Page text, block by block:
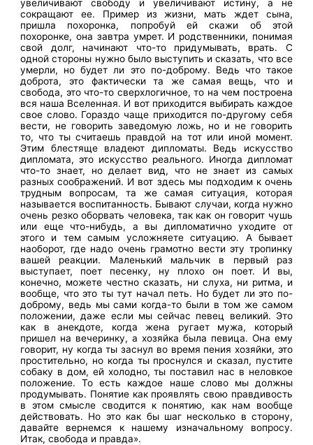
увеличивают свободу и увеличивают истину, а не
сокращают ее. Пример из жизни, мать ждет сына,
пришла похоронка, попробуй ей скажи об этой
похоронке, она завтра умрет. И родственники, понимая
свой долг, начинают что-то придумывать, врать. С
одной стороны нужно было выступить и сказать, что все
умерли, но будет ли это по-доброму. Ведь что такое
доброта, это фактически та же самая вещь, что и
свобода, это что-то сверхлогичное, то на чем построена
вся наша Вселенная. И вот приходится выбирать каждое
свое слово. Гораздо чаще приходится по-другому себя
вести, не говорить заведомую ложь, но и не говорить
то, что ты считаешь правдой на тот или иной момент.
Этим блестяще владеют дипломаты. Ведь искусство
дипломата, это искусство реального. Иногда дипломат
что-то знает, но делает вид, что не знает из самых
разных соображений. И вот здесь мы подходим к очень
трудным вопросам, та же самая ситуация, которая
называется воспитанность. Бывают случаи, когда нужно
очень резко оборвать человека, так как он говорит чушь
или еще что-нибудь, а вы дипломатично уходите от
этого и тем самым усложняете ситуацию. А бывает
наоборот, где надо очень грамотно вести эту тропинку
вашей реакции. Маленький мальчик в первый раз
выступает, поет песенку, ну плохо он поет. И вы,
конечно, можете честно сказать, ни слуха, ни ритма, и
вообще, что это ты тут начал петь. Но будет ли это по-
доброму, ведь мы сами когда-то были в том же самом
положении, даже если мы сейчас певец великий. Это
как в анекдоте, когда жена ругает мужа, который
пришел на вечеринку, а хозяйка была певица. Она ему
говорит, ну когда ты заснул во время пения хозяйки, это
простительно, но когда ты проснулся и сказал, пустите
собаку в дом, ей холодно, ты поставил нас в неловкое
положение. То есть каждое наше слово мы должны
продумывать. Понятие как проявлять свою правдивость
в этом смысле сводится к понятию, как нам вообще
действовать. Но это как бы шаг несколько в сторону,
давайте вернемся к нашему изначальному вопросу.
Итак, свобода и правда».